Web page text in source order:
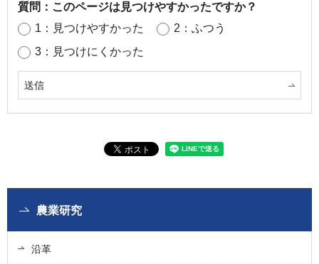
質問：このページは見つけやすかったですか？
1：見つけやすかった
2：ふつう
3：見つけにくかった
農業研究
沿革